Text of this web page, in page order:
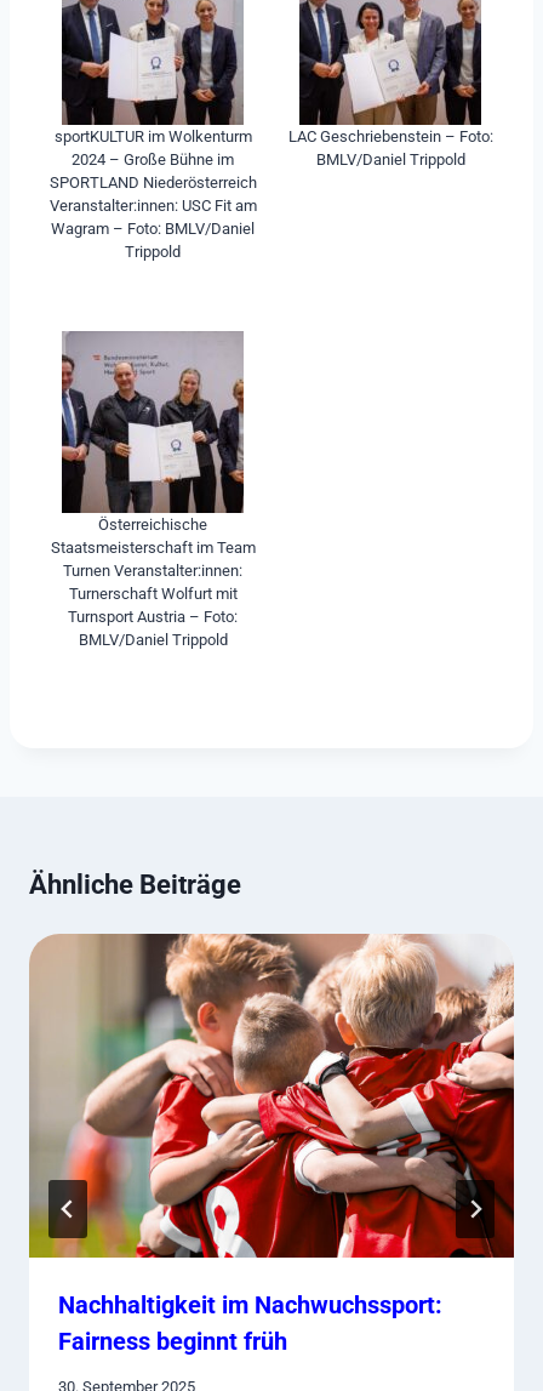
sportKULTUR im Wolkenturm
2024 – Große Bühne im
SPORTLAND Niederösterreich
Veranstalter:innen: USC Fit am
Wagram – Foto: BMLV/Daniel
Trippold
LAC Geschriebenstein – Foto:
BMLV/Daniel Trippold
Österreichische
Staatsmeisterschaft im Team
Turnen Veranstalter:innen:
Turnerschaft Wolfurt mit
Turnsport Austria – Foto:
BMLV/Daniel Trippold
Ähnliche Beiträge
Nachhaltigkeit im Nachwuchssport:
Fairness beginnt früh
30. September 2025